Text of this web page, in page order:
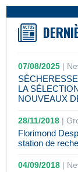
07/08/2025 |
LA
NOUVEAUX
28/11/2018 |
Florimond
station de
04/09/2018 |